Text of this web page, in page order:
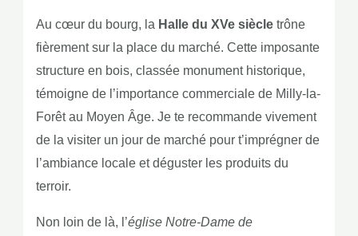
Au cœur du bourg, la Halle du XVe siècletrône
fièrement sur la place du marché. Cette imposante
structure en bois, classée monument historique,
témoigne de l’importance commerciale de Milly-la-
Forêt au Moyen Âge. Je te recommande vivement
de la visiter un jour de marché pour t’imprégner de
l’ambiance locale et déguster les produits du
terroir.
Non loin de là, l’église Notre-Dame de